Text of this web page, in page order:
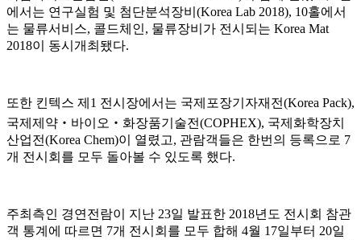
에서는 연구실험 및 첨단분석장비(Korea Lab 2018), 10홀에서
는 물류서비스, 콜드체인, 물류장비가 전시되는 Korea Mat
2018이 동시개최됐다.
또한 킨텍스 제1 전시장에서는 국제포장기자재전(Korea Pack),
국제제약‧바이오‧화장품기술전(COPHEX), 국제화학장치
산업전(Korea Chem)이 열렸고, 관람객들은 한번의 등록으로 7
개 전시회를 모두 돌아볼 수 있도록 했다.
주최측인 경연전람이 지난 23일 발표한 2018년도 전시회 참관
객 통계에 따르면 7개 전시회를 모두 합해 4월 17일부터 20일